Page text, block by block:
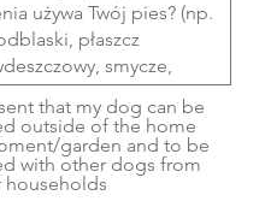
that my dog can be
outside of the home
garden and to be
with other dogs from
households